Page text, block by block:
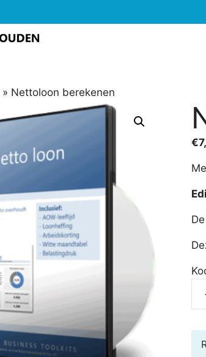
» Nettoloon berekenen
€